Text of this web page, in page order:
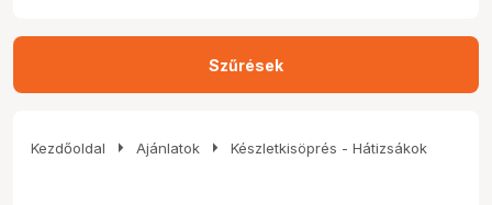
Kezdőoldal arrow_right Ajánlatok arrow_right Készletkisöprés - Hátizsákok
Szűrések